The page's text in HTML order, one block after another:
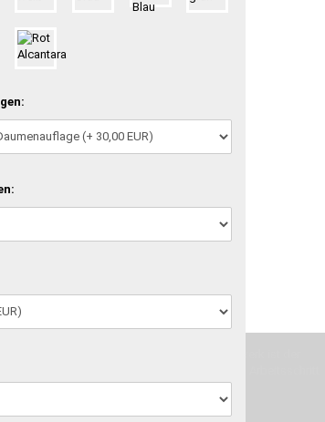
Materialien und nehmen uns für jeden Arbeitsschritt